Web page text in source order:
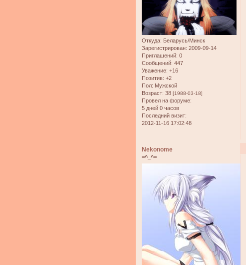
Откуда: Беларусь/Минск
Зарегистрирован: 2009-09-14
Приглашений: 0
Сообщений: 447
Уважение: +16
Позитив: +2
Пол: Мужской
Возраст: 38 [1988-03-18]
Провел на форуме:
5 дней 0 часов
Последний визит:
2012-11-16 17:02:48
Nekonome
=^_^=